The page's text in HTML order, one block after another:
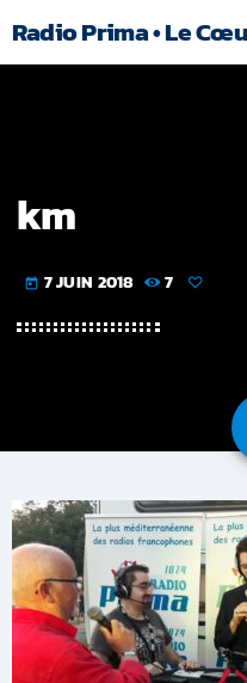
Radio Prima • Le
km
today 7 JUIN 2018 7